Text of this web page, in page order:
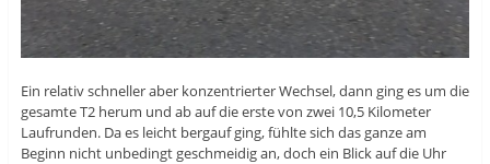
Ein relativ schneller aber konzentrierter Wechsel, dann ging es um die
gesamte T2 herum und ab auf die erste von zwei 10,5 Kilometer
Laufrunden. Da es leicht bergauf ging, fühlte sich das ganze am
Beginn nicht unbedingt geschmeidig an, doch ein Blick auf die Uhr